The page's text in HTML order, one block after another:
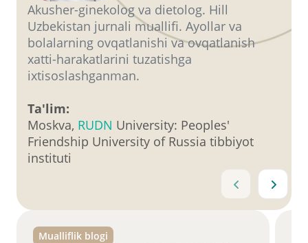
Akusher-ginekolog va dietolog. Hill
Uzbekistan jurnali muallifi. Ayollar va
bolalarning ovqatlanishi va ovqatlanish
xatti-harakatlarini tuzatishga
ixtisoslashganman.
Ta'lim:
Moskva, RUDN University: Peoples'
Friendship University of Russia tibbiyot
instituti
Mualliflik blogi